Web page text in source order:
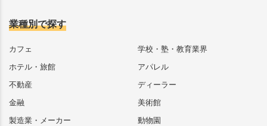
業種別で探す
カフェ
ホテル・旅館
不動産
金融
製造業・メーカー
学校・塾・教育業界
アパレル
ディーラー
美術館
動物園